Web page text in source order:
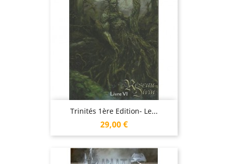
Trinités 1ère Edition- Le...
Prix
29,00 €